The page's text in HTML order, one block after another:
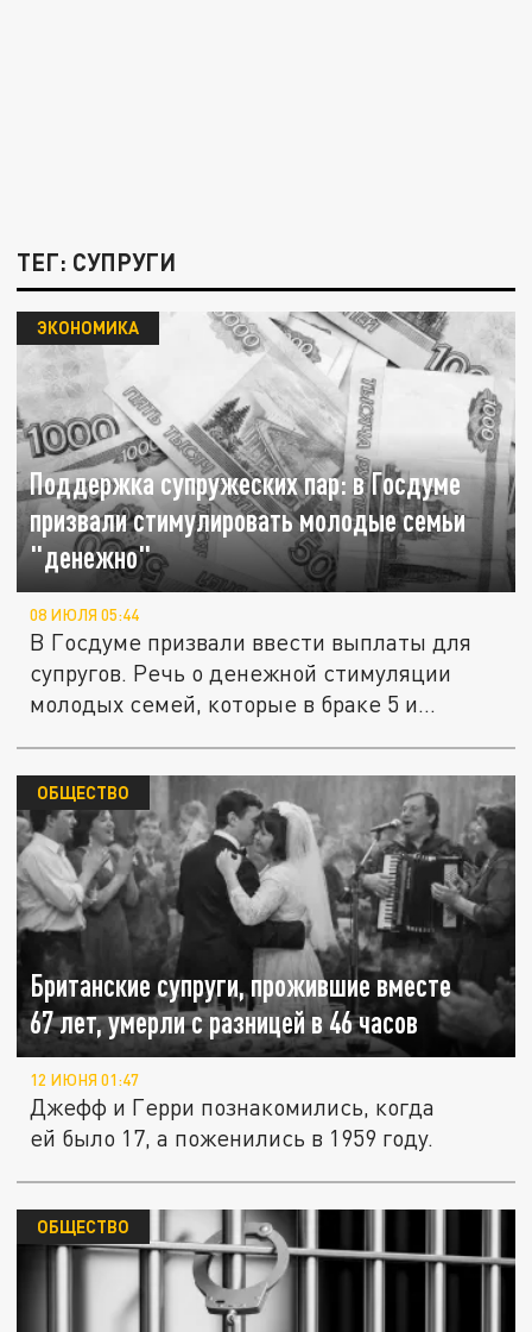
ТЕГ: СУПРУГИ
Поддержка супружеских пар: в Госдуме
призвали стимулировать молодые семьи
"денежно"
ЭКОНОМИКА
08 ИЮЛЯ 05:44
В Госдуме призвали ввести выплаты для
супругов. Речь о денежной стимуляции
молодых семей, которые в браке 5 и...
Британские супруги, прожившие вместе
67 лет, умерли с разницей в 46 часов
ОБЩЕСТВО
12 ИЮНЯ 01:47
Джефф и Герри познакомились, когда
ей было 17, а поженились в 1959 году.
ОБЩЕСТВО